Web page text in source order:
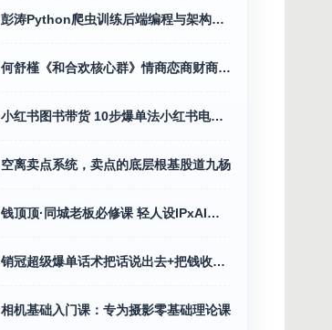
彭涛Python爬虫训练后端编程与架构营价值4699
何舒槿《和合欢核心群》情商恋商财商全攻略
小红书图书带货 10步爆单法小红书电商教程
空离卖点系统，卖点的底层根基股道九杨
钱顶顶·同城老板必修课 轻人设IPxAI获客
销冠超级爆单话术把话说出去+把钱收回来
相机基础入门课：专为摄影零基础理论课